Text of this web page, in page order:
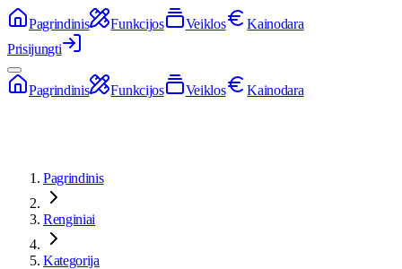
Pagrindinis Funkcijos Veiklos
Kainodara
Prisijungti
Pagrindinis Funkcijos Veiklos Kainodara
Pagrindinis
Renginiai
Kategorija